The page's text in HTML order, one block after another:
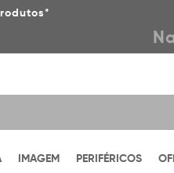
IMAGEM PERIFÉRICOS